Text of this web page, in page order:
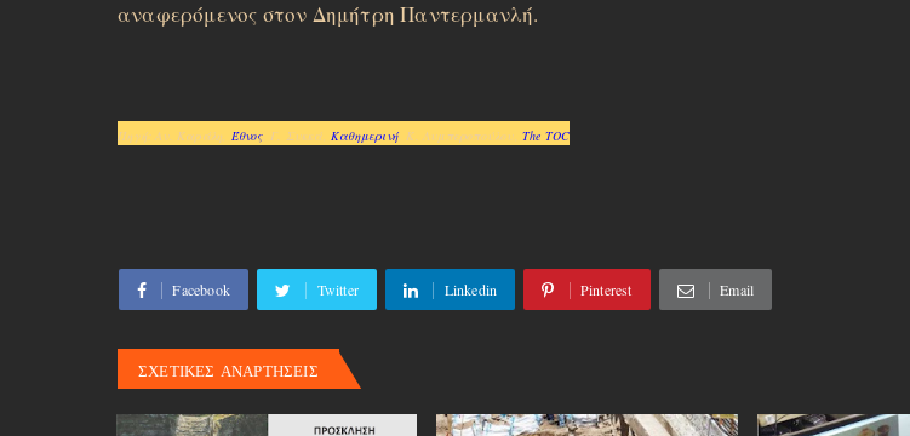
αναφερόμενος στον Δημήτρη Παντερμανλή.
Πηγή: Αν. Καράλη, Έθνος, Γ. Συκκά,Καθημερινή, Κ. Λυμπεροπούλου,The TOC
Facebook Twitter Linkedin Pinterest Email
ΣΧΕΤΙΚΕΣ ΑΝΑΡΤΗΣΕΙΣ